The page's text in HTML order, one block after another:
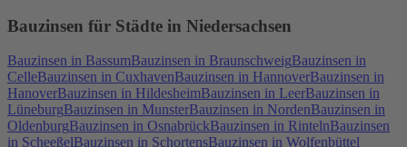
Bauzinsen für Städte in Niedersachsen
Bauzinsen in BassumBauzinsen in BraunschweigBauzinsen in
CelleBauzinsen in CuxhavenBauzinsen in HannoverBauzinsen in
HanoverBauzinsen in HildesheimBauzinsen in LeerBauzinsen in
LüneburgBauzinsen in MunsterBauzinsen in NordenBauzinsen in
OldenburgBauzinsen in OsnabrückBauzinsen in RintelnBauzinsen
in ScheeßelBauzinsen in SchortensBauzinsen in Wolfenbüttel